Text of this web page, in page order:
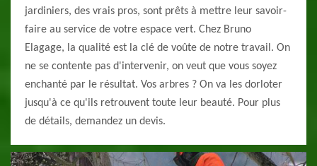
jardiniers, des vrais pros, sont prêts à mettre leur savoir-
faire au service de votre espace vert. Chez Bruno
Elagage, la qualité est la clé de voûte de notre travail. On
ne se contente pas d'intervenir, on veut que vous soyez
enchanté par le résultat. Vos arbres ? On va les dorloter
jusqu'à ce qu'ils retrouvent toute leur beauté. Pour plus
de détails, demandez un devis.